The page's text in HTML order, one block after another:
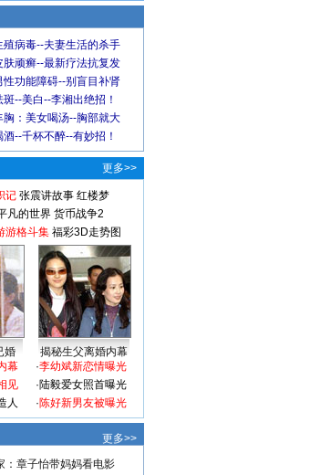
殖病毒--夫妻生活的杀手
肤顽癣--最新疗法抗复发
性功能障碍--别盲目补肾
斑--美白--李湘出绝招！
胸：美女喝汤--胸部就大
酒--千杯不醉--有妙招！
更多>>
记 张震讲故事 红楼梦
凡的世界 货币战争2
游格斗集 福彩3D走势图
婚
揭秘生父离婚内幕
幕
见
人
·李幼斌新恋情曝光
·陆毅爱女照首曝光
·陈好新男友被曝光
更多>>
：章子怡带妈妈看电影